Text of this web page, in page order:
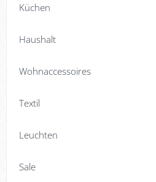
Küchen
Haushalt
Wohnaccessoires
Textil
Leuchten
Sale